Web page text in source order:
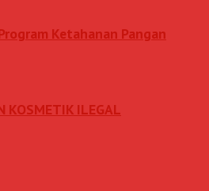
Ketahanan Pangan
KOSMETIK ILEGAL